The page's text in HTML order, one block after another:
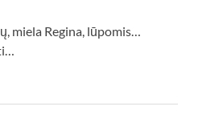
miela Regina, lūpomis…